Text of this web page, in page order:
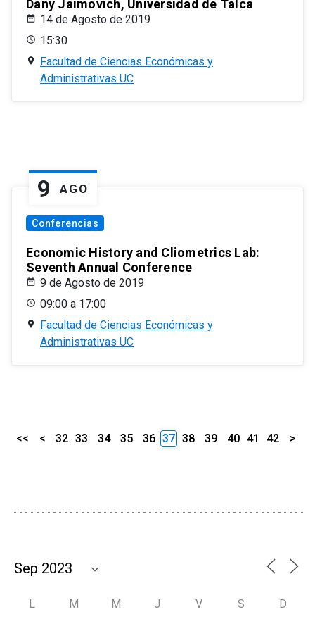
Dany Jaimovich, Universidad de Talca
14 de Agosto de 2019
15:30
Facultad de Ciencias Económicas y
Administrativas UC
9 AGO
Conferencias
Economic History and Cliometrics Lab:
Seventh Annual Conference
9 de Agosto de 2019
09:00 a 17:00
Facultad de Ciencias Económicas y
Administrativas UC
<< < 32 33 34 35 36 37 38 39 40 41 42 >
L M M J V S D